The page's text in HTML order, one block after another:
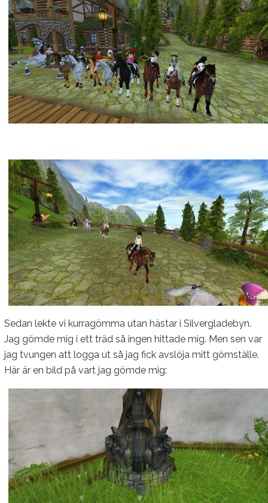
Sedan lekte vi kurragömma utan hästar i Silvergladebyn.
Jag gömde mig i ett träd så ingen hittade mig. Men sen var
jag tvungen att logga ut så jag fick avslöja mitt gömställe.
Här är en bild på vart jag gömde mig: